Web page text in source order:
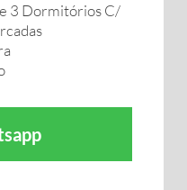
e 3 Dormitórios C/